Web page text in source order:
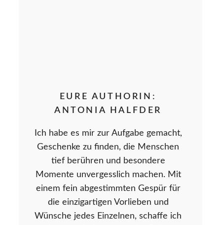
EURE AUTHORIN:
ANTONIA HALFDER
Ich habe es mir zur Aufgabe gemacht,
Geschenke zu finden, die Menschen
tief berühren und besondere
Momente unvergesslich machen. Mit
einem fein abgestimmten Gespür für
die einzigartigen Vorlieben und
Wünsche jedes Einzelnen, schaffe ich